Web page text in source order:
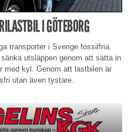
I GÖTEBORG
transporter i Sverige fossilfria.
utsläppen genom att sätta in
med kyl. Genom att lastbilen är
utan även tystare.